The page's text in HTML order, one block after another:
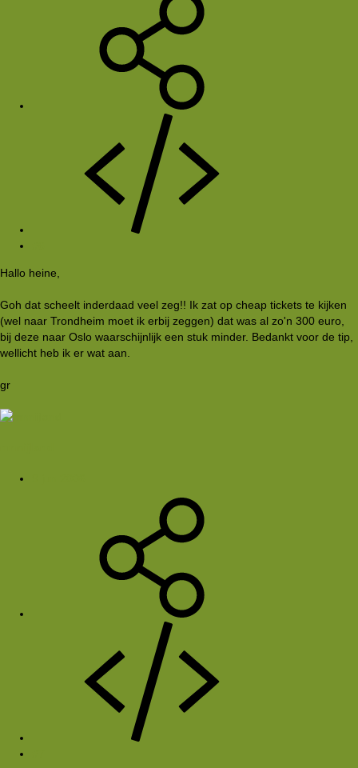
Hallo heine,
Goh dat scheelt inderdaad veel zeg!! Ik zat op cheap tickets te kijken
(wel naar Trondheim moet ik erbij zeggen) dat was al zo'n 300 euro,
bij deze naar Oslo waarschijnlijk een stuk minder. Bedankt voor de tip,
wellicht heb ik er wat aan.
gr